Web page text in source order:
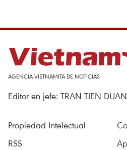
AGENCIA VIETNAMITA DE NOTICIAS
Editor en jefe: TRAN TIEN DUAN
Propiedad Intelectual
RSS